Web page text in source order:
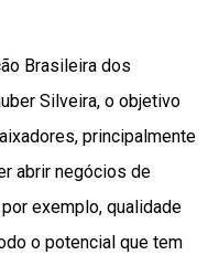
Brasileira dos
Silveira, o objetivo
principalmente
abrir negócios de
exemplo, qualidade
o potencial que tem